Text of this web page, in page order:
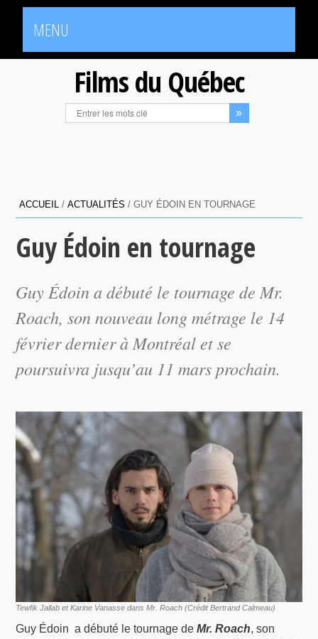
MENU
Films du Québec
ACCUEIL /ACTUALITÉS /GUY ÉDOIN EN TOURNAGE
Guy Édoin en tournage
Guy Édoin a débuté le tournage de Mr.
Roach, son nouveau long métrage le 14
février dernier à Montréal et se
poursuivra jusqu’au 11 mars prochain.
Tewfik Jallab et Karine Vanasse dans Mr. Roach (Crédit Bertrand Calmeau)
Guy Édoin a débuté le tournage deMr. Roach, son